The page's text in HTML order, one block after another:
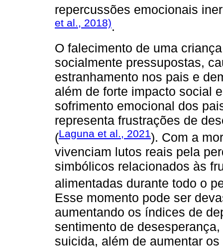
repercussões emocionais
et al., 2018).
O falecimento de uma
socialmente pressupostas,
estranhamento nos pais e
além de forte impacto social
sofrimento emocional dos
representa frustrações de
(Laguna et al., 2021). Com a
vivenciam lutos reais pela
simbólicos relacionados às
alimentadas durante todo o
Esse momento pode ser
aumentando os índices de
sentimento de
suicida, além de aumentar